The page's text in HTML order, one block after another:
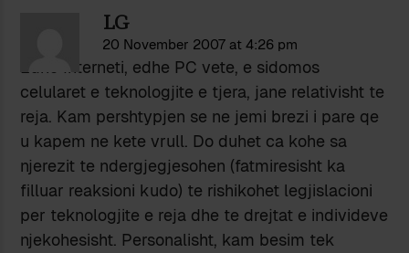
LG
20 November 2007 at 4:26 pm
Edhe Interneti, edhe PC vete, e sidomos
celularet e teknologjite e tjera, jane relativisht te
reja. Kam pershtypjen se ne jemi brezi i pare qe
u kapem ne kete vrull. Do duhet ca kohe sa
njerezit te ndergjegjesohen (fatmiresisht ka
filluar reaksioni kudo) te rishikohet legjislacioni
per teknologjite e reja dhe te drejtat e individeve
njekohesisht. Personalisht, kam besim tek